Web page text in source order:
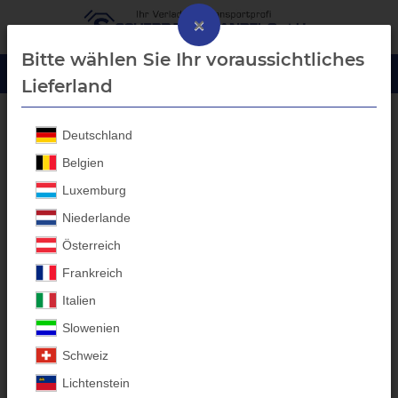
S1P Sicherheitsschuhe
GIASCO
SICHERHEITSSCHUHE
Technische Sicherheitsschuhe für die Arbeit und für die Sicherheit
Freuen Sie sich auf die neuen modischen Sicherheitsschuhe von
GIASCO in unserem Online Shop. Wir bieten Ihnen hier
×
Bitte wählen Sie Ihr voraussichtliches
Lieferland
Deutschland
Belgien
Luxemburg
Niederlande
Österreich
Frankreich
Italien
Slowenien
Schweiz
Lichtenstein